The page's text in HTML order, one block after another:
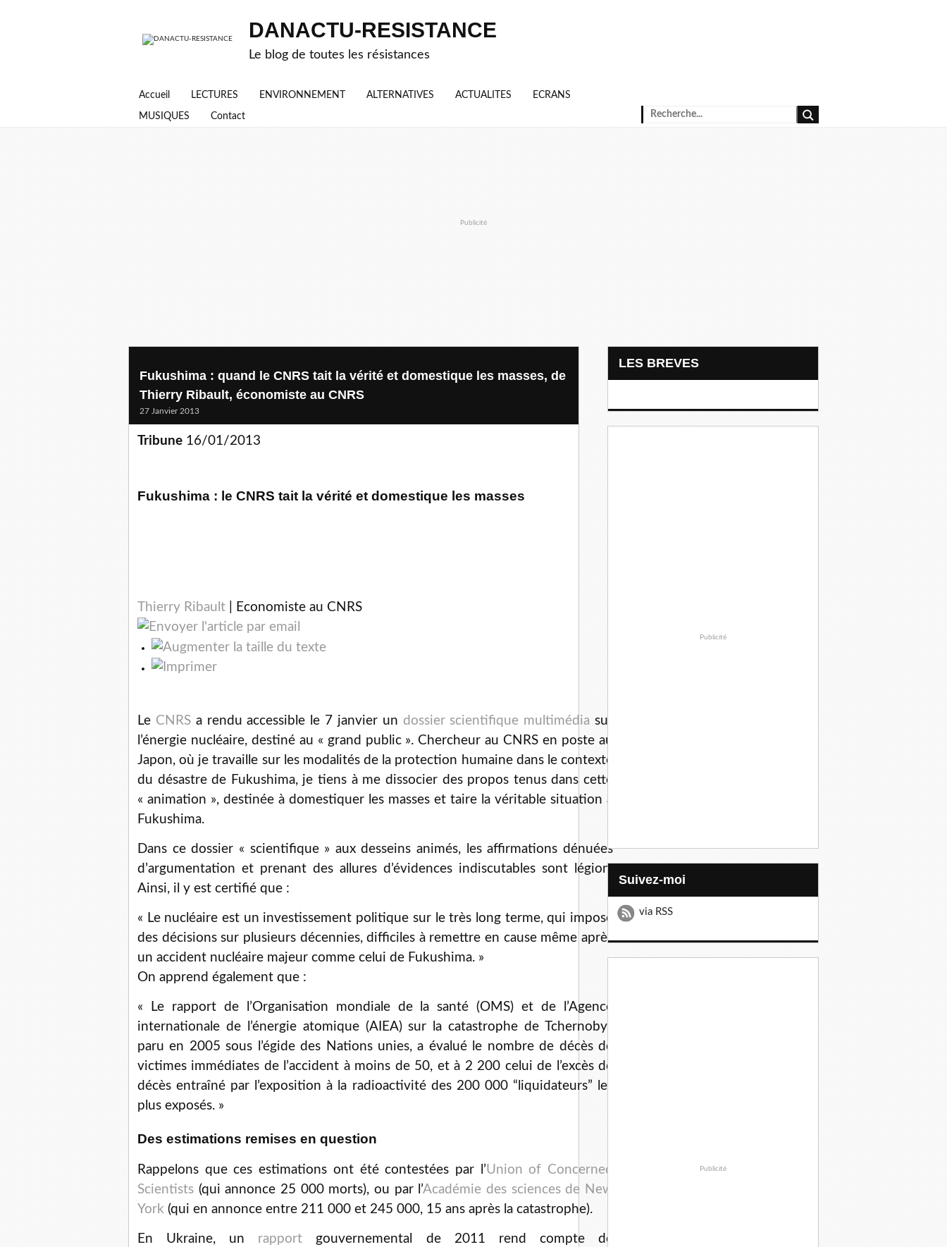
DANACTU-RESISTANCE
Le blog de toutes les résistances
Accueil LECTURES ENVIRONNEMENT ALTERNATIVES ACTUALITES ECRANS
MUSIQUES Contact
Publicité
Fukushima : quand le CNRS tait la vérité et domestique les masses, de
Thierry Ribault, économiste au CNRS
27 Janvier 2013
Tribune 16/01/2013
Fukushima : le CNRS tait la vérité et domestique les masses
Thierry Ribault Economiste au CNRS
Le CNRSa rendu accessible le 7 janvier un dossier scientifique multimédia sur
l’énergie nucléaire, destiné au « grand public ». Chercheur au CNRS en poste au
Japon, où je travaille sur les modalités de la protection humaine dans le contexte
du désastre de Fukushima, je tiens à me dissocier des propos tenus dans cette
« animation », destinée à domestiquer les masses et taire la véritable situation à
Fukushima.
Dans ce dossier « scientifique » aux desseins animés, les affirmations dénuées
d’argumentation et prenant des allures d’évidences indiscutables sont légion.
Ainsi, il y est certifié que :
« Le nucléaire est un investissement politique sur le très long terme, qui impose
des décisions sur plusieurs décennies, difficiles à remettre en cause même après
un accident nucléaire majeur comme celui de Fukushima. »
On apprend également que :
« Le rapport de l’Organisation mondiale de la santé (OMS) et de l’Agence
internationale de l’énergie atomique (AIEA) sur la catastrophe de Tchernobyl,
paru en 2005 sous l’égide des Nations unies, a évalué le nombre de décès de
victimes immédiates de l’accident à moins de 50, et à 2 200 celui de l’excès de
décès entraîné par l’exposition à la radioactivité des 200 000 “liquidateurs” les
plus exposés. »
Des estimations remises en question
Rappelons que ces estimations ont été contestées par l’Union of Concerned
Scientists (qui annonce 25 000 morts), ou par l’Académie des sciences de New
York (qui en annonce entre 211 000 et 245 000, 15 ans après la catastrophe).
En Ukraine, un rapport gouvernemental de 2011 rend compte de
LES BREVES
Publicité
Suivez-moi
via RSS
Publicité